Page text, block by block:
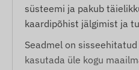
süsteemi ja pakub
kaardipõhist jälgimist ja
Seadmel on
kasutada üle kogu